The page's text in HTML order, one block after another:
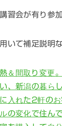
習会が有り参
いて補足説明